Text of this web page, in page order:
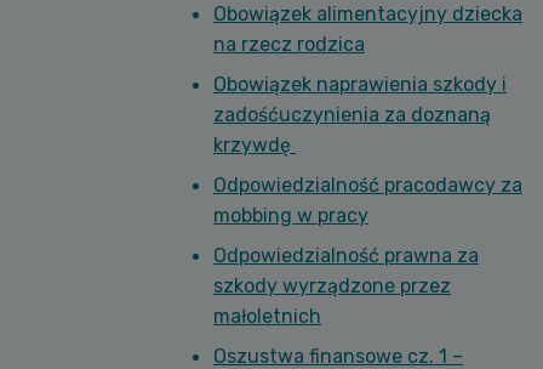
Obowiązek alimentacyjny dziecka
na rzecz rodzica
Obowiązek naprawienia szkody i
zadośćuczynienia za doznaną
krzywdę
Odpowiedzialność pracodawcy za
mobbing w pracy
Odpowiedzialność prawna za
szkody wyrządzone przez
małoletnich
Oszustwa finansowe cz. 1 –